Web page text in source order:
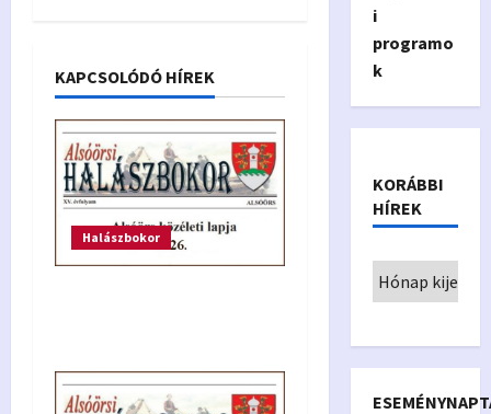
i
o
n
KAPCSOLÓDÓ HÍREK
Halászbokor
i
programo
k
KORÁBBI
HÍREK